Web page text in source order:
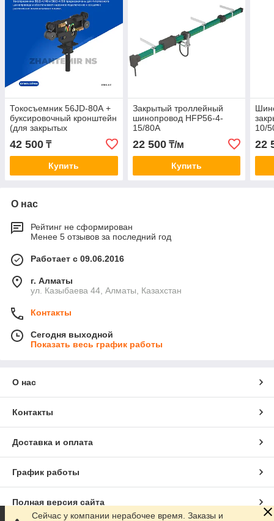
Токосъемник 56JD-80А +
буксировочный кронштейн
(для закрытых
троллейных
шинопроводов HFP56)
42 500 ₸
Купить
Закрытый троллейный
шинопровод HFP56-4-
15/80A
22 500₸/м
Купить
10/
22
О нас
Рейтинг не сформирован
Менее 5 отзывов за последний год
Работает с 09.06.2016
г. Алматы
ул. Казыбаева 44, Алматы, Казахстан
Контакты
Сегодня выходной
Показать весь график работы
О нас
Контакты
Доставка и оплата
График работы
Полная версия сайта
Сейчас у компании нерабочее время. Заказы и